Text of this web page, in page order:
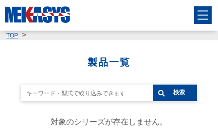
TOP
製品一覧
検索
対象のシリーズが存在しません。